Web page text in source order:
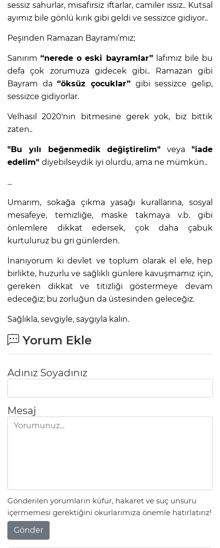
sessiz sahurlar, misafirsiz iftarlar, camiler ıssız.. Kutsal
ayımız bile gönlü kırık gibi geldi ve sessizce gidiyor..
Peşinden Ramazan Bayramı’mız;
Sanırım“nerede o eski bayramlar”lafımız bile bu
defa çok zorumuza gidecek gibi.. Ramazan gibi
Bayram da“öksüz çocuklar” gibi sessizce gelip,
sessizce gidiyorlar.
Velhasıl 2020'nin bitmesine gerek yok, biz bittik
zaten..
"Bu yılı beğenmedik değiştirelim" veya"iade
edelim" diyebilseydik iyi olurdu, ama ne mümkün..
...
Umarım, sokağa çıkma yasağı kurallarına, sosyal
mesafeye, temizliğe, maske takmaya v.b. gibi
önlemlere dikkat edersek, çok daha çabuk
kurtuluruz bu gri günlerden.
İnanıyorum ki devlet ve toplum olarak el ele, hep
birlikte, huzurlu ve sağlıklı günlere kavuşmamız için,
gereken dikkat ve titizliği göstermeye devam
edeceğiz; bu zorluğun da üstesinden geleceğiz.
Sağlıkla, sevgiyle, saygıyla kalın.
Yorum Ekle
Adınız Soyadınız
Mesaj
Gönderilen yorumların küfür, hakaret ve suç unsuru
içermemesi gerektiğini okurlarımıza önemle hatırlatırız!
Gönder